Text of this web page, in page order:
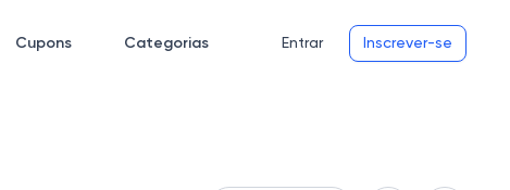
Cupons Categorias Entrar Inscrever-se